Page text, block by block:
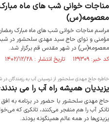
مناجات خوانی شب های ماه
معصومه(س)
مراسم مناجات خوانی شب های ماه مبارک
مؤمنی و نوای حاج سید مهدی سلحشور در
معصومه(س) در شهر مقدس قم برگزار شد.
کد خبر: ۱۲۹۳۰۹ تاریخ انتشار : ۱۴۰۲/۱۲/۲۸
خاطره حاج مهدی سلحشور از نرسیدن آب به رزمندگان در
یزیدیان همیشه راه آب را می
حاج مهدی سلحشور با حضور در برنامه به
تانکر آب را هم منفجر می‌کنند، تانکری که
یزیدی‌ها در همه عالم همینگونه بودند.